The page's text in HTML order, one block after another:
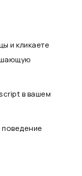
и кликаете
в вашем